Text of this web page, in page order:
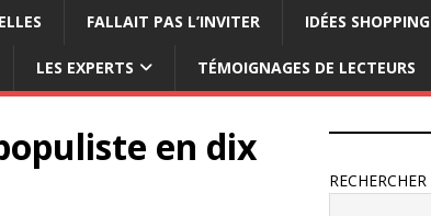
FALLAIT PAS L’INVITER IDÉES SHOPPING
LES EXPERTS TÉMOIGNAGES DE LECTEURS
en dix
RECHERCHER